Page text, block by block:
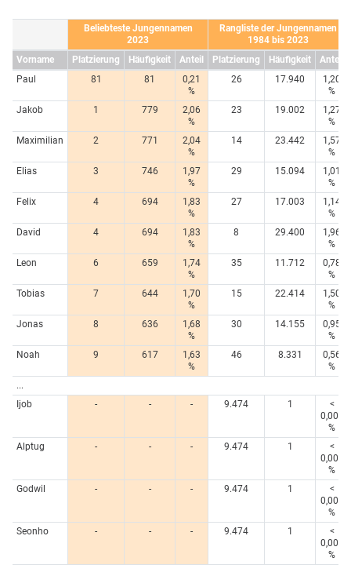
Beliebteste Jungennamen
2023
Rangliste der Jungennamen
1984 bis 2023
Vorname
Platzierung Häufigkeit Anteil Platzierung Häufigkeit
Anteil
Paul
81 81
0,21
%
26 17.940
1,20
%
Jakob
1 779
2,06
%
23 19.002
1,27
%
Maximilian
2 771
2,04
%
14 23.442
1,57
%
Elias
3 746
1,97
%
29 15.094
1,01
%
Felix
4 694
1,83
%
27 17.003
1,14
%
David
4 694
1,83
%
8 29.400
1,96
%
Leon
6 659
1,74
%
35 11.712
0,78
%
Tobias
7 644
1,70
%
15 22.414
1,50
%
Jonas
8 636
1,68
%
30 14.155
0,95
%
Noah
9 617
1,63
%
46 8.331
0,56
%
...
Ijob
- - - 9.474 1
<
0,005
%
Alptug
- - - 9.474 1
<
0,005
%
Godwil
- - - 9.474 1
<
0,005
%
Seonho
- - - 9.474 1
<
0,005
%